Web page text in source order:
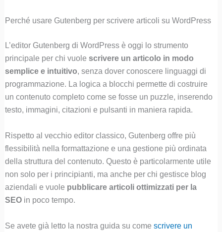
Perché usare Gutenberg per scrivere articoli su WordPress
L’editor Gutenberg di WordPress è oggi lo strumento
principale per chi vuole scrivere un articolo in modo
semplice e intuitivo, senza dover conoscere linguaggi di
programmazione. La logica a blocchi permette di costruire
un contenuto completo come se fosse un puzzle, inserendo
testo, immagini, citazioni e pulsanti in maniera rapida.
Rispetto al vecchio editor classico, Gutenberg offre più
flessibilità nella formattazione e una gestione più ordinata
della struttura del contenuto. Questo è particolarmente utile
non solo per i principianti, ma anche per chi gestisce blog
aziendali e vuole pubblicare articoli ottimizzati per la
SEOin poco tempo.
Se avete già letto la nostra guida su come scrivere un